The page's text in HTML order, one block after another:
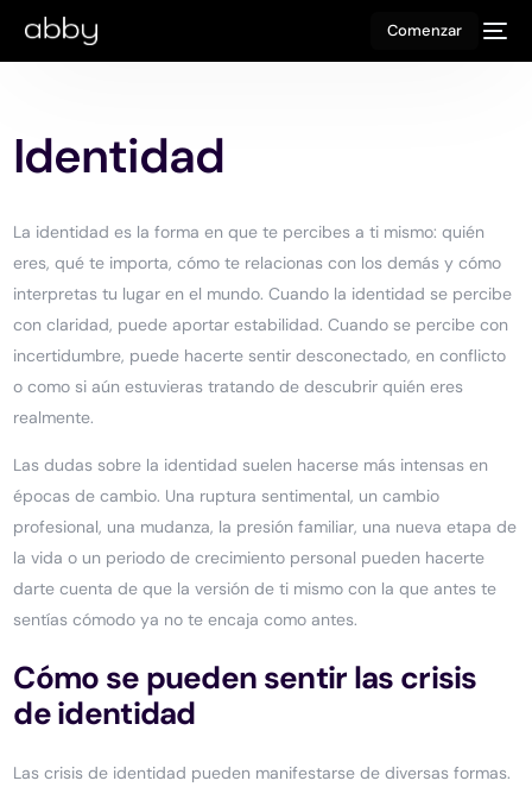
Comenzar
Identidad
La identidad es la forma en que te percibes a ti mismo: quién
eres, qué te importa, cómo te relacionas con los demás y cómo
interpretas tu lugar en el mundo. Cuando la identidad se percibe
con claridad, puede aportar estabilidad. Cuando se percibe con
incertidumbre, puede hacerte sentir desconectado, en conflicto
o como si aún estuvieras tratando de descubrir quién eres
realmente.
Las dudas sobre la identidad suelen hacerse más intensas en
épocas de cambio. Una ruptura sentimental, un cambio
profesional, una mudanza, la presión familiar, una nueva etapa de
la vida o un periodo de crecimiento personal pueden hacerte
darte cuenta de que la versión de ti mismo con la que antes te
sentías cómodo ya no te encaja como antes.
Cómo se pueden sentir las crisis
de identidad
Las crisis de identidad pueden manifestarse de diversas formas.